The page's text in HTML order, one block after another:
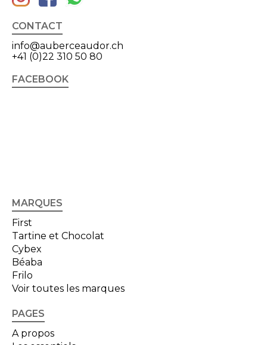
CONTACT
info@auberceaudor.ch
+41 (0)22 310 50 80
FACEBOOK
MARQUES
First
Tartine et Chocolat
Cybex
Béaba
Frilo
Voir toutes les marques
PAGES
A propos